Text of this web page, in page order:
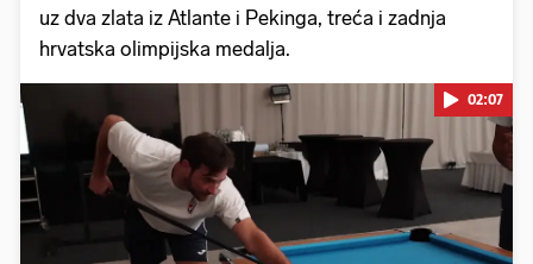
uz dva zlata iz Atlante i Pekinga, treća i zadnja
hrvatska olimpijska medalja.
Pokretanje videa...
02:07